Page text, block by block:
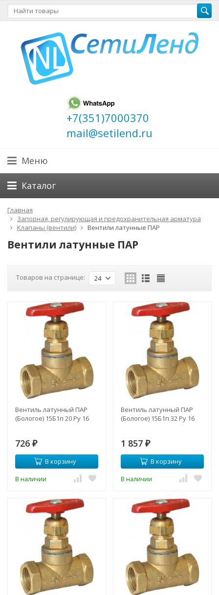
+7(351)7000370
mail@setilend.ru
Меню
Каталог
Главная
Запорная, регулирующая и предохранительная арматура
Клапаны (вентили)
Вентили латунные ПАР
Вентили латунные ПАР
Товаров на странице: 24
Вентиль латунный ПАР
(Бологое) 15Б1п 20 Ру 16
726 ₽
В корзину
В наличии
Вентиль латунный ПАР
(Бологое) 15Б1п 32 Ру 16
1 857 ₽
В корзину
В наличии